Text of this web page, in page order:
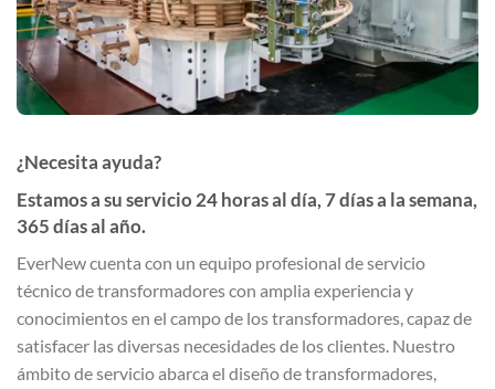
¿Necesita ayuda?
Estamos a su servicio 24 horas al día, 7 días a la semana,
365 días al año.
EverNew cuenta con un equipo profesional de servicio
técnico de transformadores con amplia experiencia y
conocimientos en el campo de los transformadores, capaz de
satisfacer las diversas necesidades de los clientes. Nuestro
ámbito de servicio abarca el diseño de transformadores,